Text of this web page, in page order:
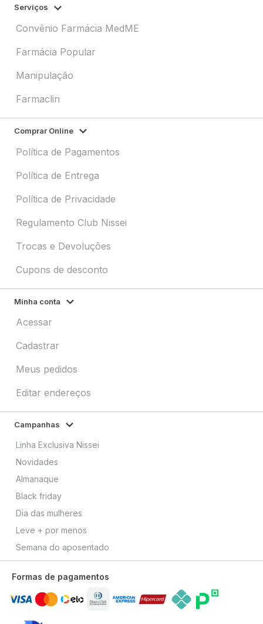
Serviços
Convênio Farmácia MedME
Farmácia Popular
Manipulação
Farmaclin
Comprar Online
Política de Pagamentos
Política de Entrega
Política de Privacidade
Regulamento Club Nissei
Trocas e Devoluções
Cupons de desconto
Minha conta
Acessar
Cadastrar
Meus pedidos
Editar endereços
Campanhas
Linha Exclusiva Nissei
Novidades
Almanaque
Black friday
Dia das mulheres
Leve + por menos
Semana do aposentado
Formas de pagamentos